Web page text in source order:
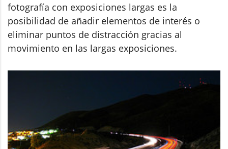
fotografía con exposiciones largas es la
posibilidad de añadir elementos de interés o
eliminar puntos de distracción gracias al
movimiento en las largas exposiciones.